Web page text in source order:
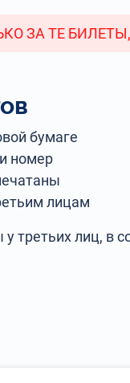
ЗА ТЕ
бумаге
номер
лицам
третьих лиц,